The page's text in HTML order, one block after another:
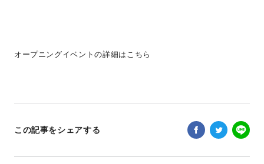
オープニングイベントの詳細はこちら
この記事をシェアする